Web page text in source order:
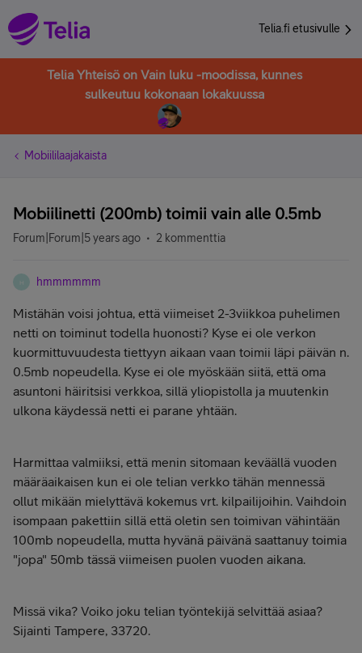
Telia.fi etusivulle
Telia Yhteisö on Vain luku -moodissa, kunnes
sulkeutuu kokonaan lokakuussa
Mobiililaajakaista
Mobiilinetti (200mb) toimii vain alle 0.5mb
Forum|Forum|5 years ago 2 kommenttia
H hmmmmmm
Mistähän voisi johtua, että viimeiset 2-3viikkoa puhelimen
netti on toiminut todella huonosti? Kyse ei ole verkon
kuormittuvuudesta tiettyyn aikaan vaan toimii läpi päivän n.
0.5mb nopeudella. Kyse ei ole myöskään siitä, että oma
asuntoni häiritsisi verkkoa, sillä yliopistolla ja muutenkin
ulkona käydessä netti ei parane yhtään.
Harmittaa valmiiksi, että menin sitomaan keväällä vuoden
määräaikaisen kun ei ole telian verkko tähän mennessä
ollut mikään mielyttävä kokemus vrt. kilpailijoihin. Vaihdoin
isompaan pakettiin sillä että oletin sen toimivan vähintään
100mb nopeudella, mutta hyvänä päivänä saattanuy toimia
"jopa" 50mb tässä viimeisen puolen vuoden aikana.
Missä vika? Voiko joku telian työntekijä selvittää asiaa?
Sijainti Tampere, 33720.